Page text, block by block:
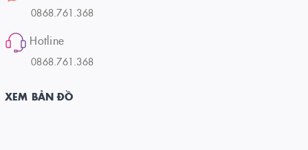
0868.761.368
Hotline
0868.761.368
XEM BẢN ĐỒ